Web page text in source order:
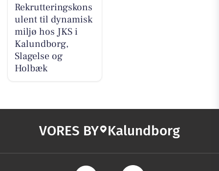
Rekrutteringskons
ulent til dynamisk
miljø hos JKS i
Kalundborg,
Slagelse og
Holbæk
VORES BY Kalundborg